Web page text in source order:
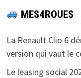
MES4ROUES
La Renault Clio 6
version qui vaut le
Le leasing social